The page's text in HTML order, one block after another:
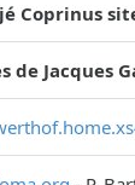
Coprinus
de Jacques